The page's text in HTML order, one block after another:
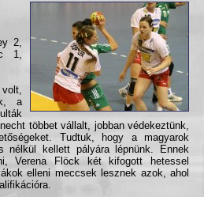
2,
1,
a
többet vállalt, jobban védekeztünk,
Tudtuk, hogy a magyarok
nélkül kellett pályára lépnünk. Ennek
Verena Flöck két kifogott hetessel
elleni meccsek lesznek azok, ahol